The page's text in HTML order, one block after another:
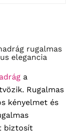
elegancia
a
Rugalmas
kényelmet és
biztosít